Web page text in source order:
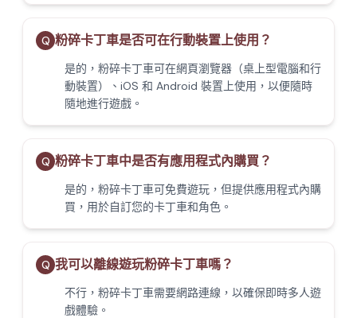
Q 粉碎卡丁車是否可在行動裝置上使用？
是的，粉碎卡丁車可在網頁瀏覽器（桌上型電腦和行
動裝置）、iOS 和 Android 裝置上使用，以便隨時
隨地進行遊戲。
Q 粉碎卡丁車中是否有應用程式內購買？
是的，粉碎卡丁車可免費遊玩，但提供應用程式內購
買，用於自訂您的卡丁車和角色。
Q 我可以離線遊玩粉碎卡丁車嗎？
不行，粉碎卡丁車需要網路連線，以確保即時多人遊
戲體驗。